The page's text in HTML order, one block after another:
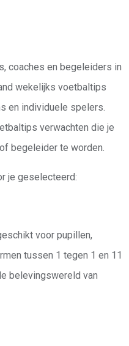
coaches en begeleiders in
wekelijks voetbaltips
en individuele spelers.
verwachten die je
begeleider te worden.
je geselecteerd:
voor pupillen,
tussen 1 tegen 1 en 11
belevingswereld van